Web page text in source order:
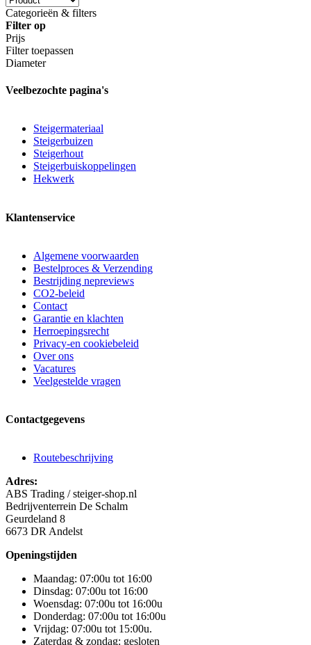
Categorieën & filters
Filter op
Prijs
Filter toepassen
Diameter
Veelbezochte pagina's
Steigermateriaal
Steigerbuizen
Steigerhout
Steigerbuiskoppelingen
Hekwerk
Klantenservice
Algemene voorwaarden
Bestelproces & Verzending
Bestrijding nepreviews
CO2-beleid
Contact
Garantie en klachten
Herroepingsrecht
Privacy-en cookiebeleid
Over ons
Vacatures
Veelgestelde vragen
Contactgegevens
Routebeschrijving
Adres:
ABS Trading / steiger-shop.nl
Bedrijventerrein De Schalm
Geurdeland 8
6673 DR Andelst
Openingstijden
Maandag: 07:00u tot 16:00
Dinsdag: 07:00u tot 16:00
Woensdag: 07:00u tot 16:00u
Donderdag: 07:00u tot 16:00u
Vrijdag: 07:00u tot 15:00u.
Zaterdag & zondag: gesloten